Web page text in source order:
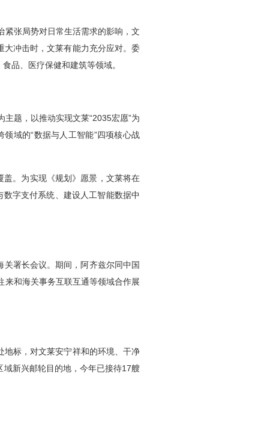
张局势对日常生活需求的影响，文
大冲击时，文莱有能力充分应对。委
品、医疗保健和建筑等领域。
题，以推动实现文莱“2035宏愿”为
域的“数据与人工智能”四项核心战
。为实现《规划》愿景，文莱将在
字支付系统、建设人工智能数据中
署长会议。期间，阿齐兹尔同中国
和海关事务互联互通等领域合作展
地标，对文莱安宁祥和的环境、干净
新兴邮轮目的地，今年已接待17艘